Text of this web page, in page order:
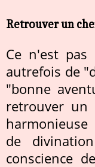
Retrouver un
Ce n'est
autrefois de
"bonne
retrouver
de
conscience